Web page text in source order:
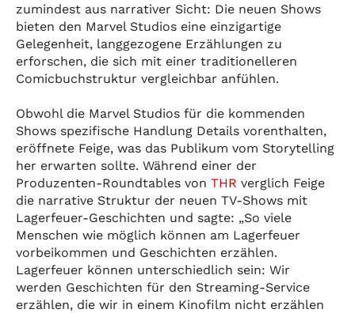
zumindest aus narrativer Sicht: Die neuen Shows
bieten den Marvel Studios eine einzigartige
Gelegenheit, langgezogene Erzählungen zu
erforschen, die sich mit einer traditionelleren
Comicbuchstruktur vergleichbar anfühlen.
Obwohl die Marvel Studios für die kommenden
Shows spezifische Handlung Details vorenthalten,
eröffnete Feige, was das Publikum vom Storytelling
her erwarten sollte. Während einer der
Produzenten-Roundtables von THR verglich Feige
die narrative Struktur der neuen TV-Shows mit
Lagerfeuer-Geschichten und sagte: „So viele
Menschen wie möglich können am Lagerfeuer
vorbeikommen und Geschichten erzählen.
Lagerfeuer können unterschiedlich sein: Wir
werden Geschichten für den Streaming-Service
erzählen, die wir in einem Kinofilm nicht erzählen